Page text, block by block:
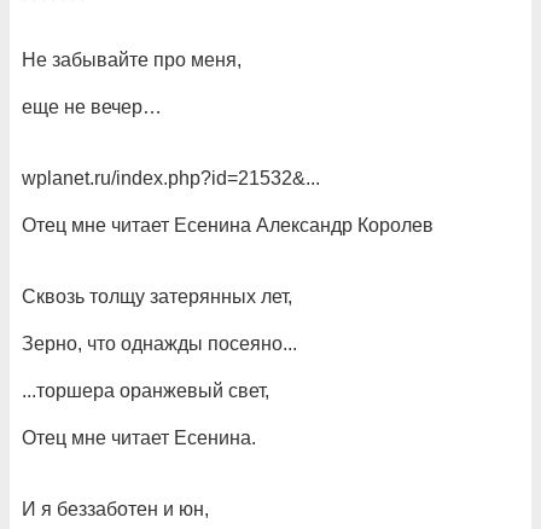
Не забывайте про меня,
еще не вечер…
wplanet.ru/index.php?id=21532&...
Отец мне читает Есенина Александр Королев
Сквозь толщу затерянных лет,
Зерно, что однажды посеяно...
...торшера оранжевый свет,
Отец мне читает Есенина.
И я беззаботен и юн,